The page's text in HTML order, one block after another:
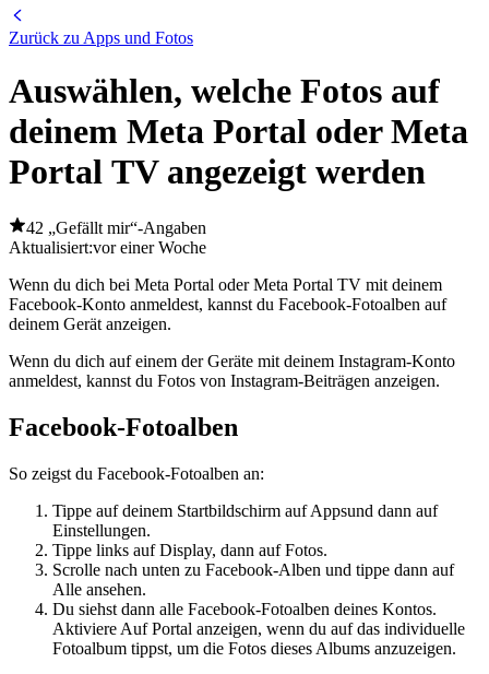
Zurück zu Apps und Fotos
Auswählen, welche Fotos auf
deinem Meta Portal oder Meta
Portal TV angezeigt werden
42 „Gefällt mir“-Angaben
Aktualisiert:vor einer Woche
Wenn du dich bei Meta Portal oder Meta Portal TV mit deinem
Facebook-Konto anmeldest, kannst du Facebook-Fotoalben auf
deinem Gerät anzeigen.
Wenn du dich auf einem der Geräte mit deinem Instagram-Konto
anmeldest, kannst du Fotos von Instagram-Beiträgen anzeigen.
Facebook-Fotoalben
So zeigst du Facebook-Fotoalben an:
Tippe auf deinem Startbildschirm aufAppsund dann auf
Einstellungen.
Tippe links aufDisplay, dann aufFotos.
Scrolle nach unten zu Facebook-Alben und tippe dann auf
Alle ansehen.
Du siehst dann alle Facebook-Fotoalben deines Kontos.
Aktiviere Auf Portal anzeigen, wenn du auf das individuelle
Fotoalbum tippst, um die Fotos dieses Albums anzuzeigen.